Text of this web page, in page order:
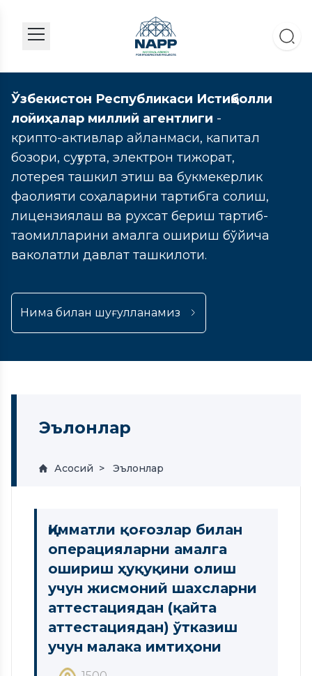
Ўзбекистон Республикаси Истиқболли
лойиҳалар миллий агентлиги -
крипто-активлар айланмаси, капитал
бозори, суғурта, электрон тижорат,
лотерея ташкил этиш ва букмекерлик
фаолияти соҳаларини тартибга солиш,
лицензиялаш ва рухсат бериш тартиб-
таомилларини амалга ошириш бўйича
ваколатли давлат ташкилоти.
Нима билан шуғулланамиз
Эълонлар
Асосий Эълонлар
Қимматли қоғозлар билан
операцияларни амалга
ошириш ҳуқуқини олиш
учун жисмоний шахсларни
аттестациядан (қайта
аттестациядан) ўтказиш
учун малака имтиҳони